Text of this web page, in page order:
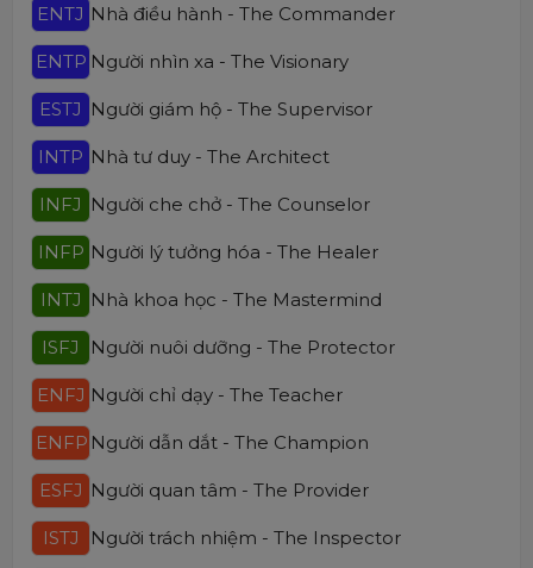
ENTJ Nhà điều hành - The Commander
ENTP Người nhìn xa - The Visionary
ESTJ Người giám hộ - The Supervisor
INTP Nhà tư duy - The Architect
INFJ Người che chở - The Counselor
INFP Người lý tưởng hóa - The Healer
INTJ Nhà khoa học - The Mastermind
ISFJ Người nuôi dưỡng - The Protector
ENFJ Người chỉ dạy - The Teacher
ENFP Người dẫn dắt - The Champion
ESFJ Người quan tâm - The Provider
ISTJ Người trách nhiệm - The Inspector